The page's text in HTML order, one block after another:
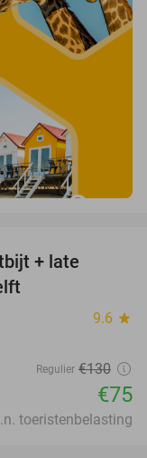
+ late
9.6 star
Regulier €130
€75
toeristenbelasting